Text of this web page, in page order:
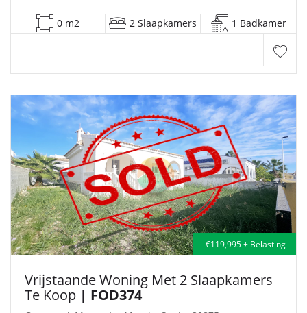
0 m2 2 Slaapkamers 1 Badkamer
€119,995 + Belasting
Vrijstaande Woning Met 2 Slaapkamers
Te Koop | FOD374